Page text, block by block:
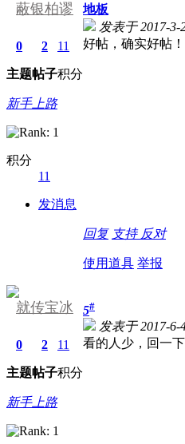
蔽银柏谬
0
主题
2
帖子
11
积分
新手上路
积分
11
发消息
地板
发表于 2017-3-
好帖，确实好帖！
回复 支持 反对
使用道具 举报
就传宝冰
0
主题
2
帖子
11
积分
新手上路
5#
发表于 2017-6-
看的人少，回一下